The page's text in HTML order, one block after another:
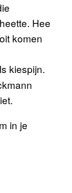
Hee
komen
kiespijn.
in je